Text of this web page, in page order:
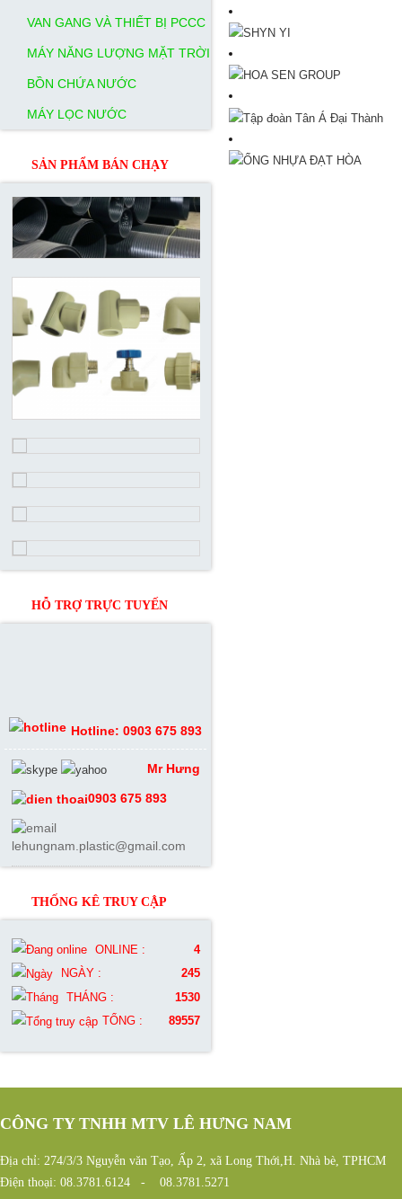
VAN GANG VÀ THIẾT BỊ PCCC
MÁY NĂNG LƯỢNG MẶT TRỜI
BỒN CHỨA NƯỚC
MÁY LỌC NƯỚC
SẢN PHẨM BÁN CHẠY
HỖ TRỢ TRỰC TUYẾN
Hotline: 0903 675 893
Mr Hưng
0903 675 893
lehungnam.plastic@gmail.com
THỐNG KÊ TRUY CẬP
ONLINE :
4
NGÀY :
245
THÁNG :
1530
TỔNG :
89557
CÔNG TY TNHH MTV LÊ HƯNG NAM
Địa chỉ: 274/3/3 Nguyễn văn Tạo, Ấp 2, xã Long Thới,H. Nhà bè, TPHCM
Điện thoại: 08.3781.6124 - 08.3781.5271